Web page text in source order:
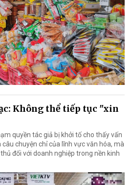
Không thể tiếp tục "xin
quyền tác giả bị khởi tố cho thấy vấn
chuyện chỉ của lĩnh vực văn hóa, mà
đối với doanh nghiệp trong nền kinh